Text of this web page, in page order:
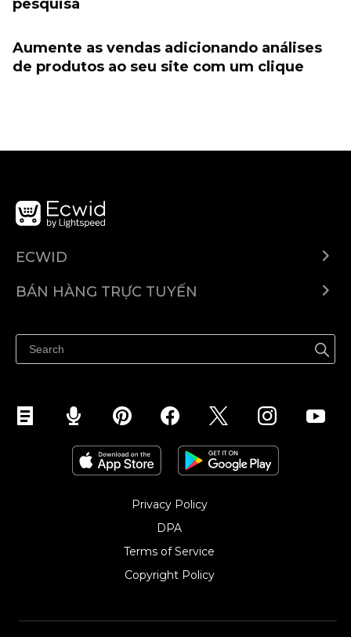
pesquisa
Aumente as vendas adicionando análises
de produtos ao seu site com um clique
ECWID
Trung tâm trợ giúp
BÁN HÀNG TRỰC TUYẾN
Quảng bá ở bất cứ đâu
Kiểm soát mọi thứ
Privacy Policy
DPA
Terms of Service
Copyright Policy‎